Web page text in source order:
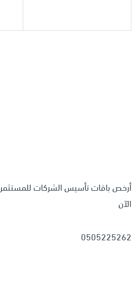
أرخص باقات تأسيس الشركات
الآن
0505225262